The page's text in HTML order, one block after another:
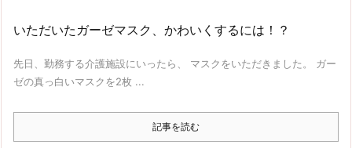
いただいたガーゼマスク、かわいくするには！？
先日、勤務する介護施設にいったら、 マスクをいただきました。 ガー
ゼの真っ白いマスクを2枚 ...
記事を読む